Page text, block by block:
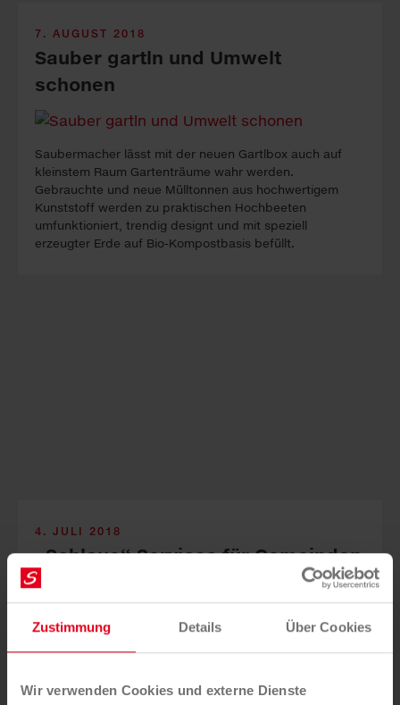
Zustimmung Details Über Cookies
Wir verwenden Cookies und externe Dienste
7. AUGUST 2018
Sauber gartln und Umwelt
schonen
Saubermacher lässt mit der neuen Gartlbox auch auf
kleinstem Raum Gartenträume wahr werden.
Gebrauchte und neue Mülltonnen aus hochwertigem
Kunststoff werden zu praktischen Hochbeeten
umfunktioniert, trendig designt und mit speziell
erzeugter Erde auf Bio-Kompostbasis befüllt.
4. JULI 2018
„Schlaue“ Services für Gemeinden
und BürgerInnen
Energie Steiermark und Saubermacher präsentierten ihr
Projekt „Smart Village“. Das Vorhaben beschäftigt sich
sowie umfassenden digitalen Anwendungen für die